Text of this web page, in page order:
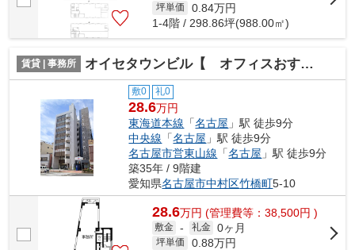
坪単価 0.84万円
1-4階 / 298.86坪(988.00㎡)
賃貸 | 事務所 オイセタウンビル【 オフィスおすすめ 】
敷0 礼0
28.6万円
東海道本線 「名古屋 」駅 徒歩9分
中央線 「名古屋 」駅 徒歩9分
名古屋市営東山線 「名古屋 」駅 徒歩9分
築35年 / 9階建
愛知県名古屋市中村区竹橋町5-10
28.6万円 (管理費等：38,500円 )
敷金 - 礼金 0ヶ月
坪単価 0.88万円